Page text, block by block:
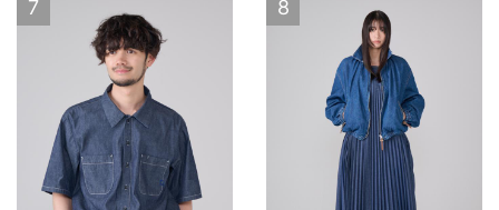
7 8